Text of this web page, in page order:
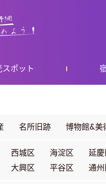
スポット
名所旧跡 博物館&美
西城区 海淀区 延
大興区 平谷区 通